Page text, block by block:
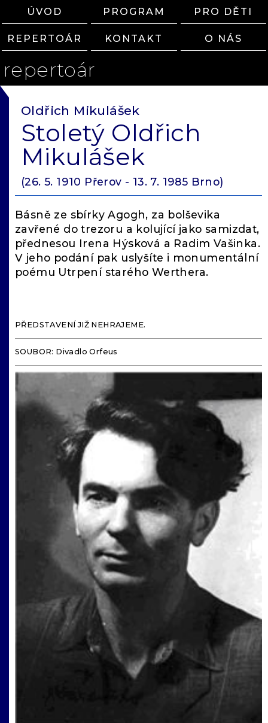
ÚVOD PROGRAM PRO DĚTI
REPERTOÁR KONTAKT O NÁS
repertoár
Oldřich Mikulášek
Stoletý Oldřich
Mikulášek
(26. 5. 1910 Přerov - 13. 7. 1985 Brno)
Básně ze sbírky Agogh, za bolševika
zavřené do trezoru a kolující jako samizdat,
přednesou Irena Hýsková a Radim Vašinka.
V jeho podání pak uslyšíte i monumentální
poému Utrpení starého Werthera.
PŘEDSTAVENÍ JIŽ NEHRAJEME.
SOUBOR: Divadlo Orfeus